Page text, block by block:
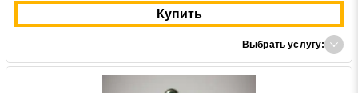
Купить
Выбрать услугу: